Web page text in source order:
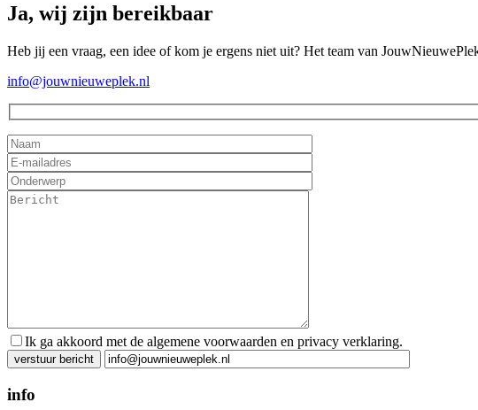
Ja, wij zijn bereikbaar
Heb jij een vraag, een idee of kom je ergens niet uit? Het team van
info@jouwnieuweplek.nl
Ik ga akkoord met de algemene voorwaarden en privacy verklaring.
Gelieve dit veld leeg te laten.
info